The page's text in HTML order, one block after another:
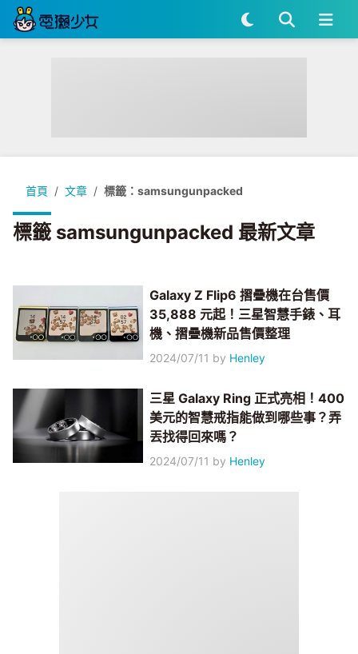
首頁 文章 標籤：samsungunpacked
標籤 samsungunpacked 最新文章
Galaxy Z Flip6 摺疊機在台售價
35,888 元起！三星智慧手錶、耳
機、摺疊機新品售價整理
2024/07/11 by Henley
三星 Galaxy Ring 正式亮相！400
美元的智慧戒指能做到哪些事？弄
丟找得回來嗎？
2024/07/11 by Henley